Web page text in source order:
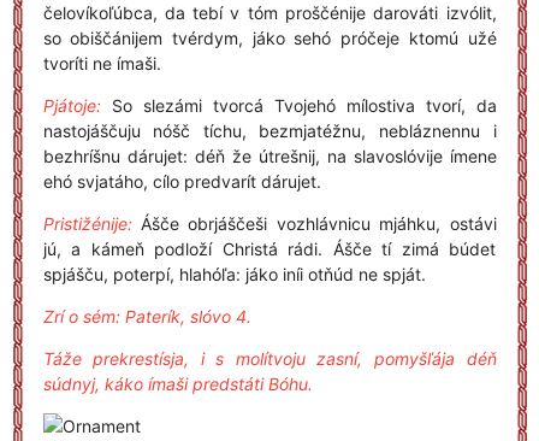
čelovíkoľúbca, da tebí v tóm proščénije darováti izvólit,
so obiščánijem tvérdym, jáko sehó próčeje ktomú užé
tvoríti ne ímaši.
Pjátoje:So slezámi tvorcá Tvojehó mílostiva tvorí, da
nastojáščuju nóšč tíchu, bezmjatéžnu, nebláznennu i
bezhríšnu dárujet: déň že útrešnij, na slavoslóvije ímene
ehó svjatáho, cílo predvarít dárujet.
Pristižénije:Ášče obrjáščeši vozhlávnicu mjáhku, ostávi
jú, a kámeň podloží Christá rádi. Ášče tí zimá búdet
spjášču, poterpí, hlahóľa: jáko iníi otňúd ne spját.
Zrí o sém: Paterík, slóvo 4.
Táže prekrestísja, i s molítvoju zasní, pomyšľája déň
súdnyj, káko ímaši predstáti Bóhu.